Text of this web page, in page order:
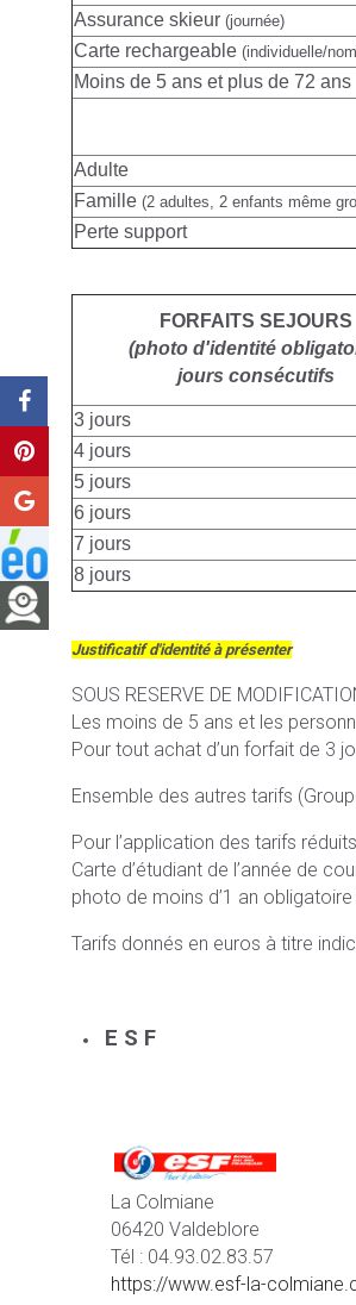
Assurance skieur (journée)
Carte rechargeable (individuelle/
Moins de 5 ans et plus de 72 ans
Adulte
Famille (2 adultes, 2 enfants même
Perte support
FORFAITS SEJOURS
(photo d'identité
jours consécutifs
3 jours
4 jours
5 jours
6 jours
7 jours
8 jours
Justificatif d'identité à présenter
SOUS RESERVE DE
Les moins de 5 ans et les
Pour tout achat d’un forfait de 3
Ensemble des autres tarifs
Pour l’application des tarifs
Carte d’étudiant de l’année de
photo de moins d’1 an
Tarifs donnés en euros à titre
E S F
La Colmiane
06420 Valdeblore
Tél : 04.93.02.83.57
https://www.esf-la-